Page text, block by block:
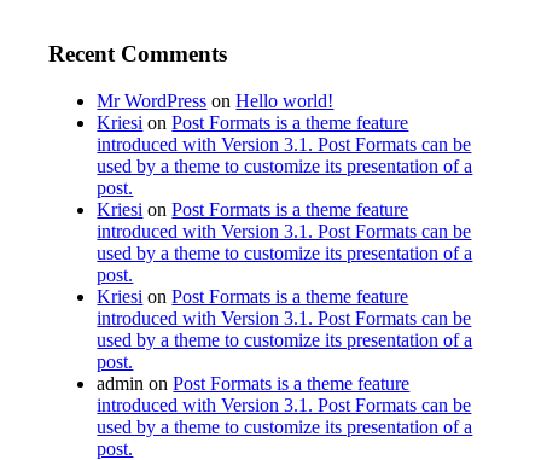
Recent Comments
Mr WordPress onHello world!
Kriesi onPost Formats is a theme feature
introduced with Version 3.1. Post Formats can be
used by a theme to customize its presentation of a
post.
Kriesi onPost Formats is a theme feature
introduced with Version 3.1. Post Formats can be
used by a theme to customize its presentation of a
post.
Kriesi onPost Formats is a theme feature
introduced with Version 3.1. Post Formats can be
used by a theme to customize its presentation of a
post.
admin onPost Formats is a theme feature
introduced with Version 3.1. Post Formats can be
used by a theme to customize its presentation of a
post.